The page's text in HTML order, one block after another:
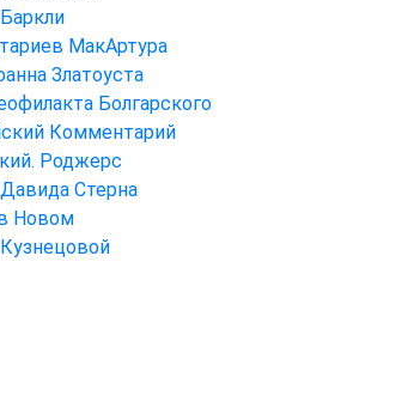
МакАртура
Златоуста
Болгарского
Комментарий
Роджерс
Стерна
Новом